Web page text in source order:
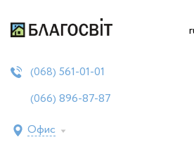
(068) 561-01-01
(066) 896-87-87
Офис